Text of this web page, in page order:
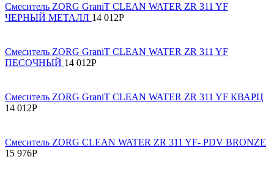
Смеситель ZORG GraniT CLEAN WATER ZR 311 YF
ЧЕРНЫЙ МЕТАЛЛ 14 012Р
Смеситель ZORG GraniT CLEAN WATER ZR 311 YF
ПЕСОЧНЫЙ 14 012Р
Смеситель ZORG GraniT CLEAN WATER ZR 311 YF КВАРЦ
14 012Р
Смеситель ZORG CLEAN WATER ZR 311 YF- PDV BRONZE
15 976Р